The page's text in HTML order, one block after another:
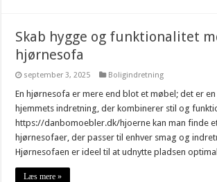
Skab hygge og funktionalitet
hjørnesofa
september 3, 2025 Boligindretning
En hjørnesofa er mere end blot et møbel; det er
hjemmets indretning, der kombinerer stil og
https://danbomoebler.dk/hjoerne kan man finde
hjørnesofaer, der passer til enhver smag og
Hjørnesofaen er ideel til at udnytte pladsen
Læs mere »